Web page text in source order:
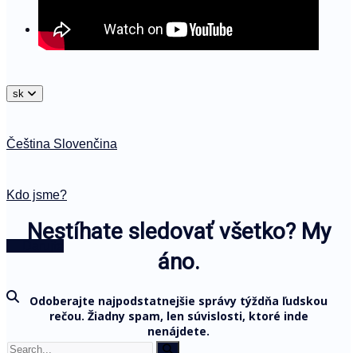
Němý vůl
sk
Čeština Slovenčina
Kdo jsme?
Nestíhate sledovať všetko? My
áno.
Odoberajte najpodstatnejšie správy týždňa ľudskou
rečou. Žiadny spam, len súvislosti, ktoré inde
nenájdete.